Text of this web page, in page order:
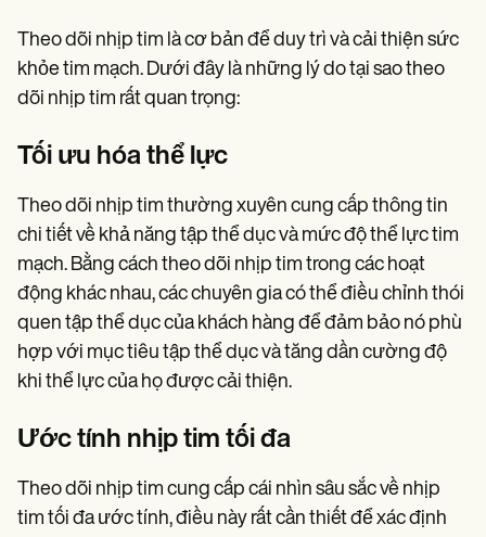
Theo dõi nhịp tim là cơ bản để duy trì và cải thiện sức
khỏe tim mạch. Dưới đây là những lý do tại sao theo
dõi nhịp tim rất quan trọng:
Tối ưu hóa thể lực
Theo dõi nhịp tim thường xuyên cung cấp thông tin
chi tiết về khả năng tập thể dục và mức độ thể lực tim
mạch. Bằng cách theo dõi nhịp tim trong các hoạt
động khác nhau, các chuyên gia có thể điều chỉnh thói
quen tập thể dục của khách hàng để đảm bảo nó phù
hợp với mục tiêu tập thể dục và tăng dần cường độ
khi thể lực của họ được cải thiện.
Ước tính nhịp tim tối đa
Theo dõi nhịp tim cung cấp cái nhìn sâu sắc về nhịp
tim tối đa ước tính, điều này rất cần thiết để xác định